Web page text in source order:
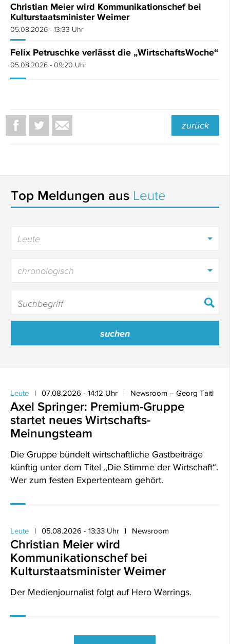
Christian Meier wird Kommunikationschef bei
Kulturstaatsminister Weimer
05.08.2026 - 13:33 Uhr
Felix Petruschke verlässt die „WirtschaftsWoche“
05.08.2026 - 09:20 Uhr
zurück
Top Meldungen aus Leute
Leute
chronologisch
Leute 07.08.2026 - 14:12 Uhr Newsroom – Georg Taitl
Axel Springer: Premium-Gruppe
startet neues Wirtschafts-
Meinungsteam
Die Gruppe bündelt wirtschaftliche Gastbeiträge
künftig unter dem Titel „Die Stimme der Wirtschaft“.
Wer zum festen Expertenteam gehört.
Leute 05.08.2026 - 13:33 Uhr Newsroom
Christian Meier wird
Kommunikationschef bei
Kulturstaatsminister Weimer
Der Medienjournalist folgt auf Hero Warrings.